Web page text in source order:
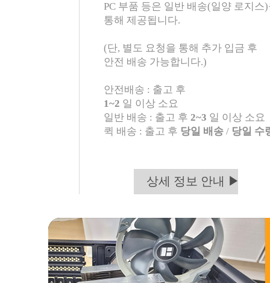
PC 부품 등은 일반 배송(일양 로지스
통해 제공됩니다.
(단, 별도 요청을 통해 추가 입금 후
안전 배송 가능합니다.)
안전배송 : 출고 후
1~2 일 이상 소요
일반 배송 : 출고 후 2~3 일 이상 소요
퀵 배송 : 출고 후 당일 배송 / 당일 수
상세 정보 안내 ▶